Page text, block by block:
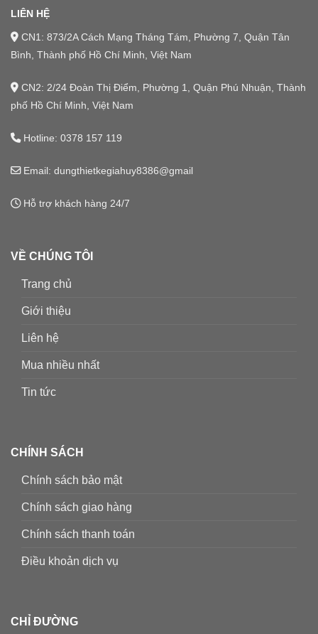
LIÊN HỆ
CN1: 873/2A Cách Mạng Tháng Tám, Phường 7, Quận Tân
Bình, Thành phố Hồ Chí Minh, Việt Nam
CN2: 2/24 Đoàn Thị Điểm, Phường 1, Quận Phú Nhuận, Thành
phố Hồ Chí Minh, Việt Nam
Hotline: 0378 157 119
Email: dungthietkegiahuy8386@gmail
Hỗ trợ khách hàng 24/7
VỀ CHÚNG TÔI
Trang chủ
Giới thiệu
Liên hệ
Mua nhiều nhất
Tin tức
CHÍNH SÁCH
Chính sách bảo mật
Chính sách giao hàng
Chính sách thanh toán
Điều khoản dịch vụ
CHỈ ĐƯỜNG